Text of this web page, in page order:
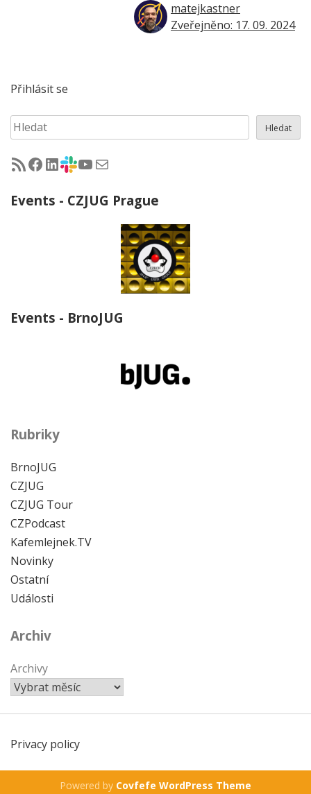
matejkastner
Zveřejněno: 17. 09. 2024
Přihlásit se
Hledat Hledat
RSS - články na jug.cz
Facebook skupina Czech Java User Group
LinkedIn skupina Czech Java User Group
CZJUG Slack fórum
CZJUG YouTube kanálCZJUG email
Events - CZJUG Prague
Events - BrnoJUG
Rubriky
BrnoJUG
CZJUG
CZJUG Tour
CZPodcast
Kafemlejnek.TV
Novinky
Ostatní
Události
Archiv
Archivy
Privacy policy
Powered by Covfefe WordPress Theme